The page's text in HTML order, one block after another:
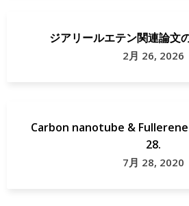
ジアリールエテン関連論文
2月 26, 2026
Carbon nanotube & Fullerene
28.
7月 28, 2020